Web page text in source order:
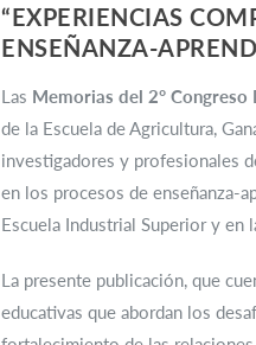
“EXPERIENCIAS
ENSEÑANZA-
Las Memorias del 2°
de la Escuela de Agricultura,
investigadores y profesionales
en los procesos de enseñanza-
Escuela Industrial Superior y en
La presente publicación, que
educativas que abordan los